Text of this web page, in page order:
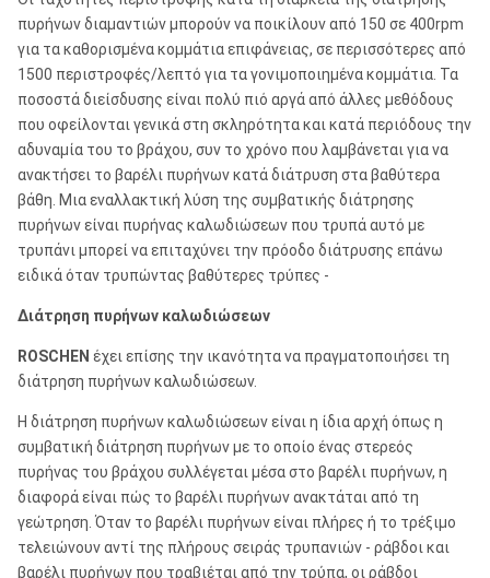
πυρήνων διαμαντιών μπορούν να ποικίλουν από 150 σε 400rpm
για τα καθορισμένα κομμάτια επιφάνειας, σε περισσότερες από
1500 περιστροφές/λεπτό για τα γονιμοποιημένα κομμάτια. Τα
ποσοστά διείσδυσης είναι πολύ πιό αργά από άλλες μεθόδους
που οφείλονται γενικά στη σκληρότητα και κατά περιόδους την
αδυναμία του το βράχου, συν το χρόνο που λαμβάνεται για να
ανακτήσει το βαρέλι πυρήνων κατά διάτρυση στα βαθύτερα
βάθη. Μια εναλλακτική λύση της συμβατικής διάτρησης
πυρήνων είναι πυρήνας καλωδιώσεων που τρυπά αυτό με
τρυπάνι μπορεί να επιταχύνει την πρόοδο διάτρυσης επάνω
ειδικά όταν τρυπώντας βαθύτερες τρύπες -
Διάτρηση πυρήνων καλωδιώσεων
ROSCHEN έχει επίσης την ικανότητα να πραγματοποιήσει τη
διάτρηση πυρήνων καλωδιώσεων.
Η διάτρηση πυρήνων καλωδιώσεων είναι η ίδια αρχή όπως η
συμβατική διάτρηση πυρήνων με το οποίο ένας στερεός
πυρήνας του βράχου συλλέγεται μέσα στο βαρέλι πυρήνων, η
διαφορά είναι πώς το βαρέλι πυρήνων ανακτάται από τη
γεώτρηση. Όταν το βαρέλι πυρήνων είναι πλήρες ή το τρέξιμο
τελειώνουν αντί της πλήρους σειράς τρυπανιών - ράβδοι και
βαρέλι πυρήνων που τραβιέται από την τρύπα, οι ράβδοι